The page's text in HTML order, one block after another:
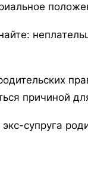
причиной
супруга